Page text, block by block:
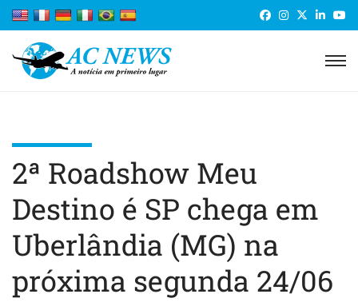
2ª Roadshow Meu
Destino é SP chega em
Uberlândia (MG) na
próxima segunda 24/06